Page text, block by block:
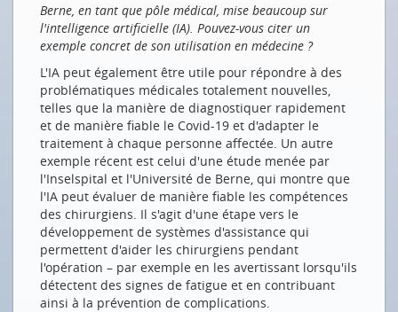
NEUE MITGLIEDER
Bornhauser People’s Management AG
Drucken
Impressum
Berne, en tant que pôle médical, mise beaucoup sur
l'intelligence artificielle (IA). Pouvez-vous citer un
exemple concret de son utilisation en médecine ?
L'IA peut également être utile pour répondre à des
problématiques médicales totalement nouvelles,
telles que la manière de diagnostiquer rapidement
et de manière fiable le Covid-19 et d'adapter le
traitement à chaque personne affectée. Un autre
exemple récent est celui d'une étude menée par
l'Inselspital et l'Université de Berne, qui montre que
l'IA peut évaluer de manière fiable les compétences
des chirurgiens. Il s'agit d'une étape vers le
développement de systèmes d'assistance qui
permettent d'aider les chirurgiens pendant
l'opération – par exemple en les avertissant lorsqu'ils
détectent des signes de fatigue et en contribuant
ainsi à la prévention de complications.